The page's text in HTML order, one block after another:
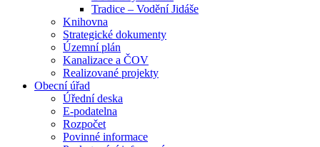
Tradice – Vodění Jidáše
Knihovna
Strategické dokumenty
Územní plán
Kanalizace a ČOV
Realizované projekty
Obecní úřad
Úřední deska
E-podatelna
Rozpočet
Povinné informace